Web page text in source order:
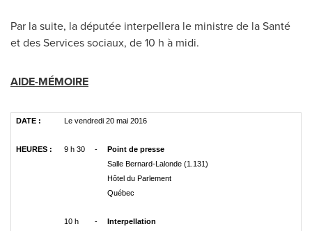
Par la suite, la députée interpellera le ministre de la Santé
et des Services sociaux, de 10 h à midi.
AIDE-MÉMOIRE
DATE : Le vendredi 20 mai 2016
HEURES : 9 h 30 -
Point de presse
Salle Bernard-Lalonde (1.131)
Hôtel du Parlement
Québec
10 h -
Interpellation